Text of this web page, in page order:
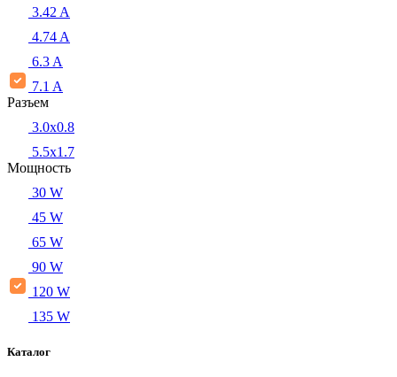
3.42 A
4.74 A
6.3 A
7.1 A
Разъем
3.0x0.8
5.5х1.7
Мощность
30 W
45 W
65 W
90 W
120 W
135 W
Каталог